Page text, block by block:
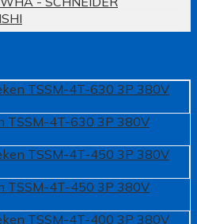
TSSM-4T-630 3P 380V
TSSM-4T-450 3P 380V